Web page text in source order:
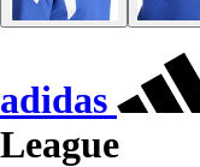
adidas
League